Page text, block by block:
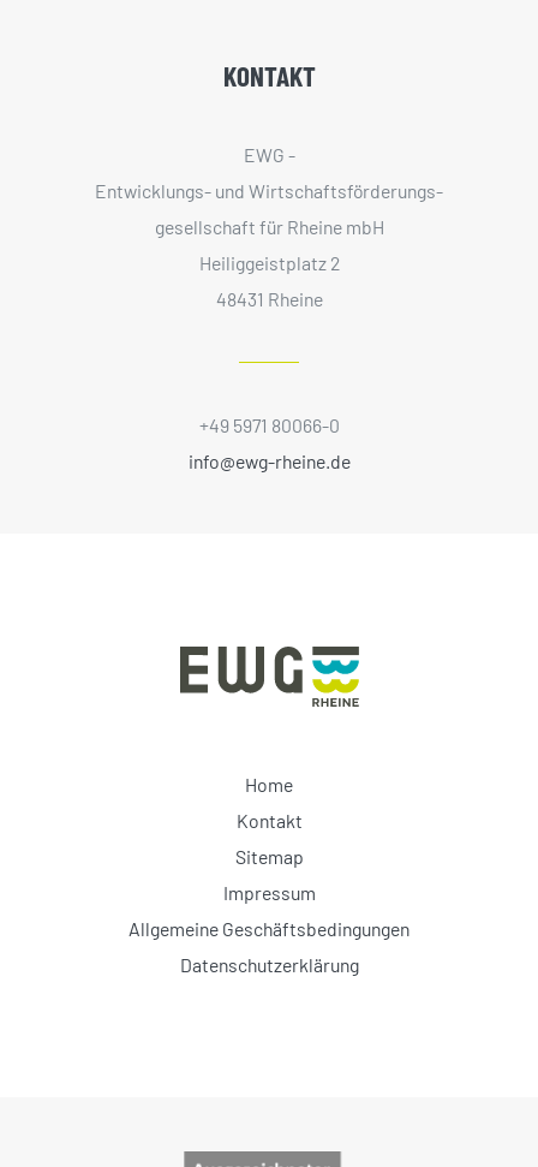
KONTAKT
EWG -
Entwicklungs- und Wirtschaftsförderungs­
gesellschaft für Rheine mbH
Heiliggeistplatz 2
48431 Rheine
+49 5971 80066-0
info@ewg-rheine.de
Home
Kontakt
Sitemap
Impressum
Allgemeine Geschäftsbedingungen
Datenschutzerklärung